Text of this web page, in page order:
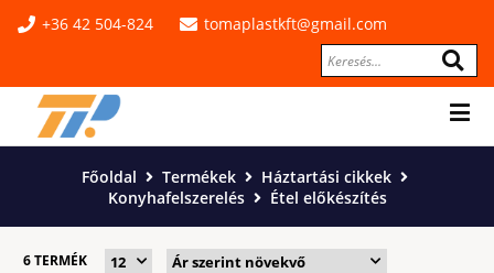
+36 42 504-824 tomaplastkft@gmail.com
Főoldal Termékek
Háztartási cikkek
Konyhafelszerelés
Étel előkészítés
6 TERMÉK